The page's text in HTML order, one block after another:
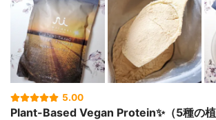
5.00
Plant-Based Vegan Protein✨（5種の